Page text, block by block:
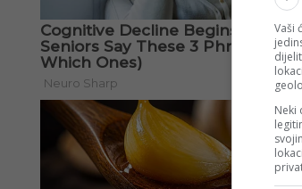
Vaši
Neki